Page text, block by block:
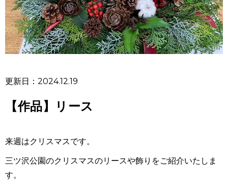
更新日：2024.12.19
【作品】リース
来週はクリスマスです。
三ツ沢公園のクリスマスのリースや飾りをご紹介いたしま
す。